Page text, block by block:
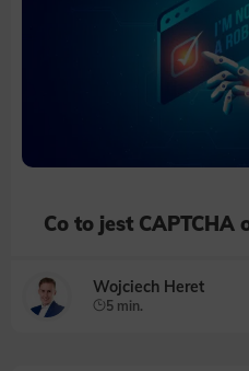
Co to jest CAPTCHA
Wojciech Heret
5 min.